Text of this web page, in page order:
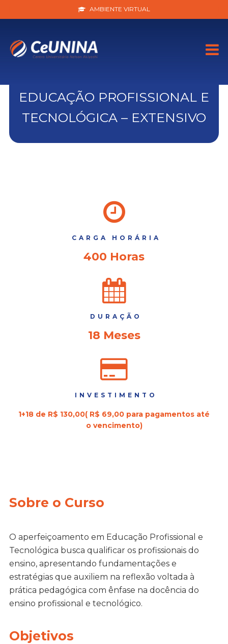
AMBIENTE VIRTUAL
EDUCAÇÃO PROFISSIONAL E
TECNOLÓGICA – EXTENSIVO
CARGA HORÁRIA
400 Horas
DURAÇÃO
18 Meses
INVESTIMENTO
1+18 de R$ 130,00( R$ 69,00 para pagamentos até
o vencimento)
Sobre o Curso
O aperfeiçoamento em Educação Profissional e
Tecnológica busca qualificar os profissionais do
ensino, apresentando fundamentações e
estratégias que auxiliem na reflexão voltada à
prática pedagógica com ênfase na docência do
ensino profissional e tecnológico.
Objetivos